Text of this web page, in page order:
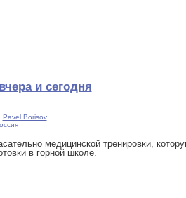
и сегодня
Pavel Borisov
медицинской тренировки,
в горной школе.